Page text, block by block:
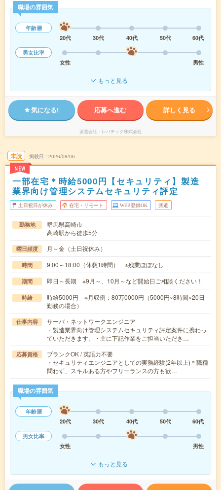
職場の雰囲気
年齢層
20代
30代 40代 50代
60代
男女比率
女性
男性
もっと見る
気になる! 応募へ進む 詳しく見る
派遣会社 レバテック株式会社
未読
NEW
掲載日 2026/08/06
一部在宅＊時給5000円【セキュリティ】製造
業界向け管理システムセキュリティ評定
土日祝日が休み 在宅・リモート WEB登録OK 派遣
勤務地
群馬県高崎市
高崎駅から徒歩5分
曜日頻度 月～金（土日祝休み）
時間 9:00～18:00（休憩1時間） ※残業ほぼなし
期間 即日～長期 ※9月～、10月～など開始日ご相談ください！
時給
時給5000円 ※月収例：80万0000円（5000円×8時間×20日
勤務の場合）
仕事内容
サーバ・ネットワークエンジニア
・製造業界向け管理システムセキュリティ評定案件に携わっ
ていただきます。・主に下記作業をご担当いただき…
応募資格
ブランクOK / 英語力不要
・セキュリティエンジニアとしての実務経験(2年以上)＊職種
問わず、スキルある方やフリーランスの方も歓…
職場の雰囲気
年齢層
20代
30代 40代 50代
60代
男女比率
女性
男性
もっと見る